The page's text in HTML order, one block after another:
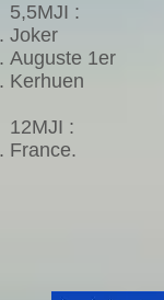
5,5MJI :
Joker
Auguste 1er
Kerhuen
12MJI :
France.